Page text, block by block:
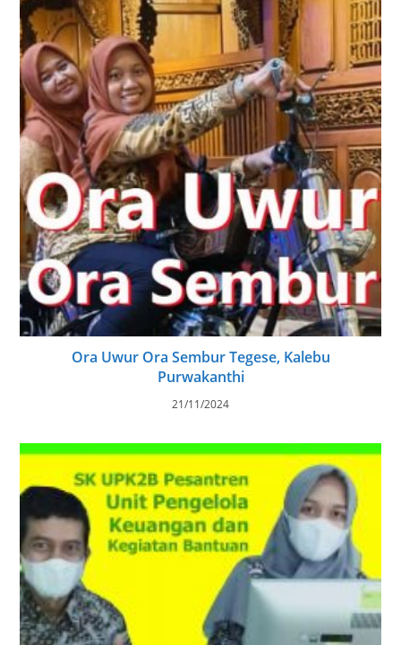
Ora Uwur Ora Sembur Tegese, Kalebu
Purwakanthi
21/11/2024